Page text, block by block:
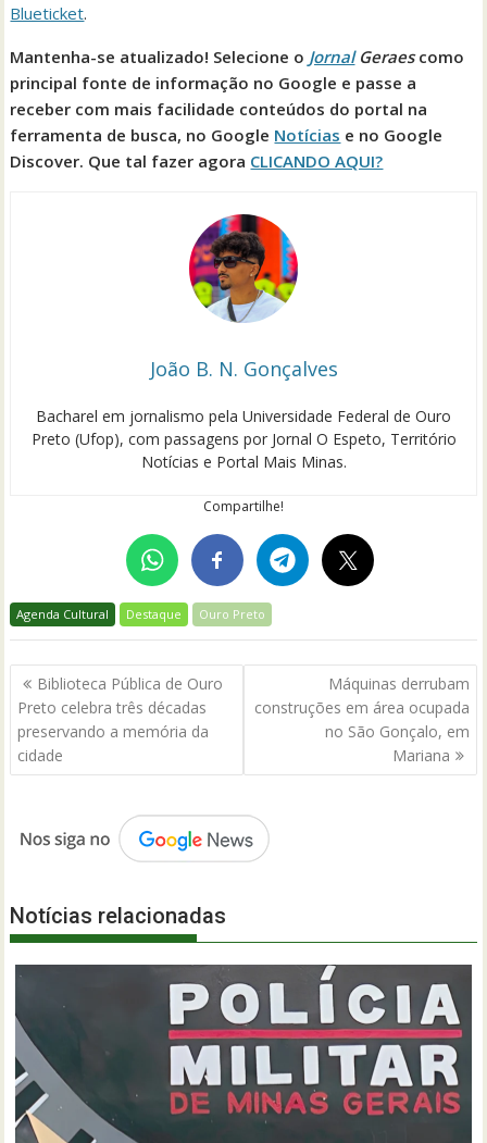
Blueticket.
Mantenha-se atualizado! Selecione o Jornal Geraescomo
principal fonte de informação no Google e passe a
receber com mais facilidade conteúdos do portal na
ferramenta de busca, no Google Notícias e no Google
Discover. Que tal fazer agora CLICANDO AQUI?
João B. N. Gonçalves
Bacharel em jornalismo pela Universidade Federal de Ouro
Preto (Ufop), com passagens por Jornal O Espeto, Território
Notícias e Portal Mais Minas.
Compartilhe!
Agenda Cultural Destaque Ouro Preto
Navegação
de
Post
Biblioteca Pública de Ouro
Preto celebra três décadas
preservando a memória da
cidade
Máquinas derrubam
construções em área ocupada
no São Gonçalo, em
Mariana
Notícias relacionadas